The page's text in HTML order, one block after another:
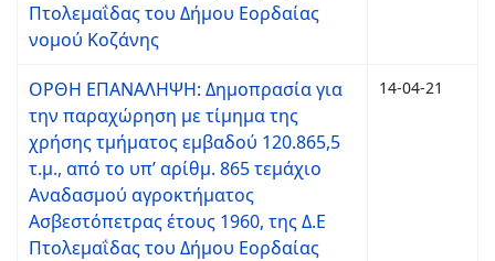
Πτολεμαΐδας του Δήμου Εορδαίας
νομού Κοζάνης
ΟΡΘΗ ΕΠAΝΑΛΗΨΗ: Δημοπρασία για
την παραχώρηση με τίμημα της
χρήσης τμήματος εμβαδού 120.865,5
τ.μ., από το υπ’ αρίθμ. 865 τεμάχιο
Αναδασμού αγροκτήματος
Ασβεστόπετρας έτους 1960, της Δ.Ε
Πτολεμαΐδας του Δήμου Εορδαίας
14-04-21